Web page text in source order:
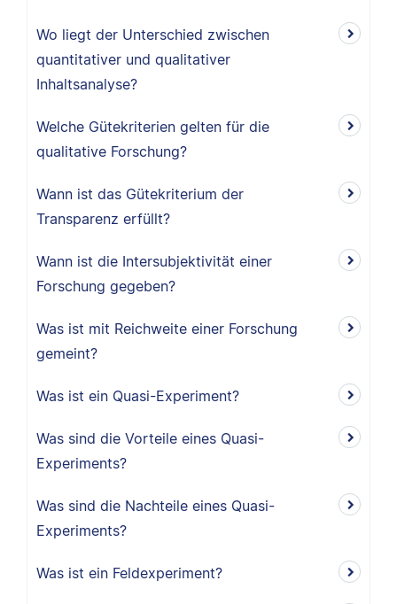
Wo liegt der Unterschied zwischen
quantitativer und qualitativer
Inhaltsanalyse?
Welche Gütekriterien gelten für die
qualitative Forschung?
Wann ist das Gütekriterium der
Transparenz erfüllt?
Wann ist die Intersubjektivität einer
Forschung gegeben?
Was ist mit Reichweite einer Forschung
gemeint?
Was ist ein Quasi-Experiment?
Was sind die Vorteile eines Quasi-
Experiments?
Was sind die Nachteile eines Quasi-
Experiments?
Was ist ein Feldexperiment?